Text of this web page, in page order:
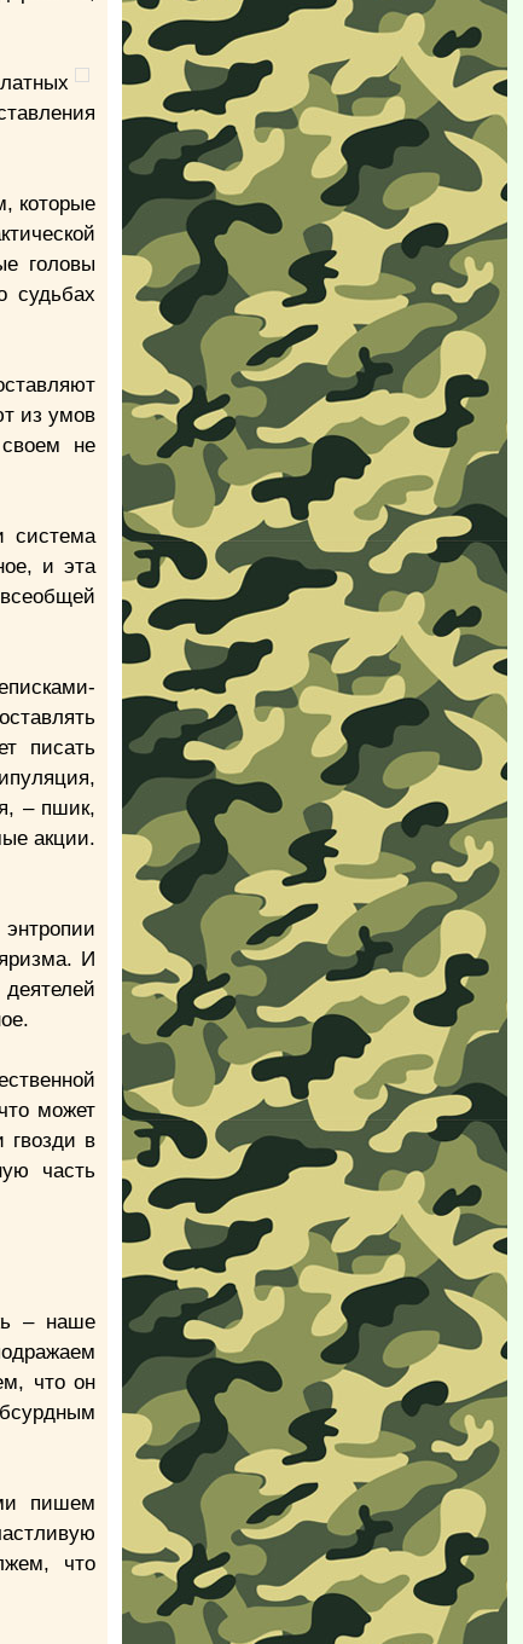
которые
головы
судьбах
из умов
не
система
и эта
писать
– пшик,
акции.
И
может
гвозди в
часть
– наше
что он
пишем
что